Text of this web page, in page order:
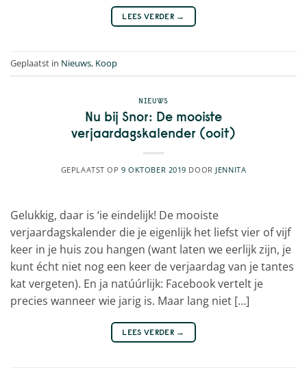
LEES VERDER →
Geplaatst in Nieuws, Koop
NIEUWS
Nu bij Snor: De mooiste
verjaardagskalender (ooit)
GEPLAATST OP9 OKTOBER 2019 DOOR JENNITA
Gelukkig, daar is ‘ie eindelijk! De mooiste
verjaardagskalender die je eigenlijk het liefst vier of vijf
keer in je huis zou hangen (want laten we eerlijk zijn, je
kunt écht niet nog een keer de verjaardag van je tantes
kat vergeten). En ja natúúrlijk: Facebook vertelt je
precies wanneer wie jarig is. Maar lang niet […]
LEES VERDER →